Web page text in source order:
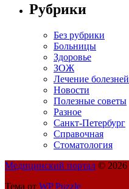
Рубрики
Без рубрики
Больницы
Здоровье
ЗОЖ
Лечение болезней
Новости
Полезные советы
Разное
Санкт-Петербург
Справочная
Стоматология
Медицинский портал © 2026
Тема от WP Puzzle